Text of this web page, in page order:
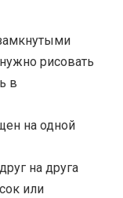
рисовать
в
на одной
на друга
или